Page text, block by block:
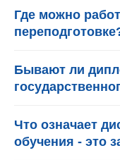
Где можно
Бывают ли
Что означает
обучения - это